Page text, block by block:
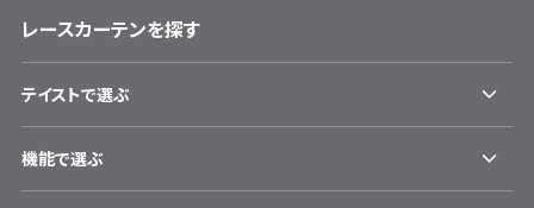
レースカーテンを探す
テイストで選ぶ
機能で選ぶ